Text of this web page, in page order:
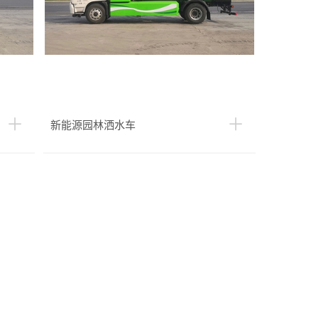
新能源园林洒水车